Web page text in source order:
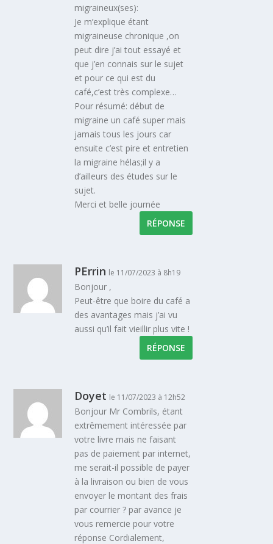
migraineux(ses):
Je m’explique étant
migraineuse chronique ,on
peut dire j’ai tout essayé et
que j’en connais sur le sujet
et pour ce qui est du
café,c’est très complexe…
Pour résumé: début de
migraine un café super mais
jamais tous les jours car
ensuite c’est pire et entretien
la migraine hélas;il y a
d’ailleurs des études sur le
sujet.
Merci et belle journée
RÉPONSE
PErrin le 11/07/2023 à 8h19
Bonjour ,
Peut-être que boire du café a
des avantages mais j’ai vu
aussi qu’il fait vieillir plus vite !
RÉPONSE
Doyet le 11/07/2023 à 12h52
Bonjour Mr Combrils, étant
extrêmement intéressée par
votre livre mais ne faisant
pas de paiement par internet,
me serait-il possible de payer
à la livraison ou bien de vous
envoyer le montant des frais
par courrier ? par avance je
vous remercie pour votre
réponse Cordialement,